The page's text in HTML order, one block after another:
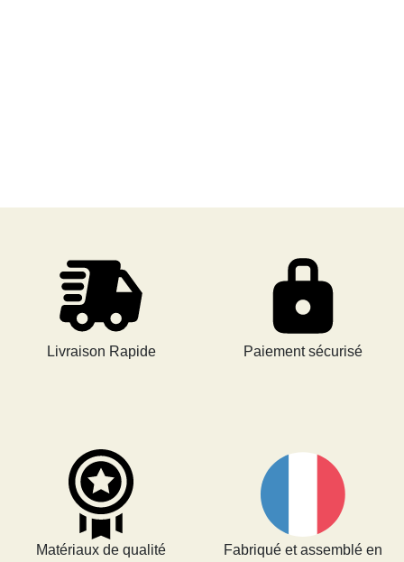
Livraison Rapide Paiement sécurisé
Matériaux de qualité
Fabriqué et assemblé en